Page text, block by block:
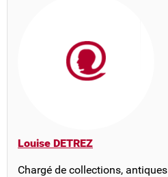
Louise DETREZ
Chargé de collections, antiques